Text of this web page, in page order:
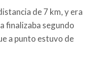
de 7 km, y era
finalizaba segundo
a punto estuvo de